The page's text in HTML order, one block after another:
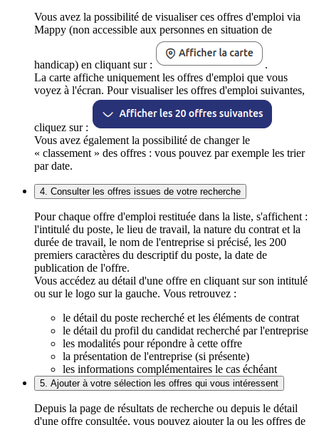
Vous avez la possibilité de visualiser ces offres d'emploi via
Mappy (non accessible aux personnes en situation de
handicap) en cliquant sur :
.
La carte affiche uniquement les offres d'emploi que vous
voyez à l'écran. Pour visualiser les offres d'emploi suivantes,
cliquez sur :
Vous avez également la possibilité de changer le
« classement » des offres : vous pouvez par exemple les trier
par date.
4. Consulter les offres issues de votre recherche
Pour chaque offre d'emploi restituée dans la liste, s'affichent :
l'intitulé du poste, le lieu de travail, la nature du contrat et la
durée de travail, le nom de l'entreprise si précisé, les 200
premiers caractères du descriptif du poste, la date de
publication de l'offre.
Vous accédez au détail d'une offre en cliquant sur son intitulé
ou sur le logo sur la gauche. Vous retrouvez :
le détail du poste recherché et les éléments de contrat
le détail du profil du candidat recherché par l'entreprise
les modalités pour répondre à cette offre
la présentation de l'entreprise (si présente)
les informations complémentaires le cas échéant
5. Ajouter à votre sélection les offres qui vous intéressent
Depuis la page de résultats de recherche ou depuis le détail
d'une offre consultée, vous pouvez ajouter la ou les offres de